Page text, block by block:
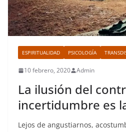
ESPIRITUALIDAD PSICOLOGÍA
10 febrero, 2020 Admin
La ilusión del
incertidumbre es
Lejos de angustiarnos,